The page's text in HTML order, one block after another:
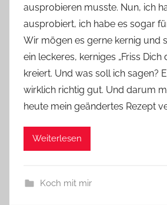
o
n
n
e
ausprobieren musste. Nun, ich
ausprobiert, ich habe es sogar
Wir mögen es gerne kernig und
ein leckeres, kerniges „Friss Dich
kreiert. Und was soll ich sagen?
wirklich richtig gut. Und darum
heute mein geändertes Rezept
Weiterlesen
Koch mit mir